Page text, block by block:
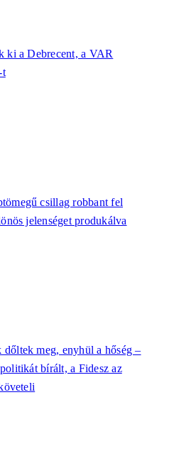
ki a Debrecent, a VAR
t
csillag robbant fel
jelenséget produkálva
meg, enyhül a hőség –
bírált, a Fidesz az